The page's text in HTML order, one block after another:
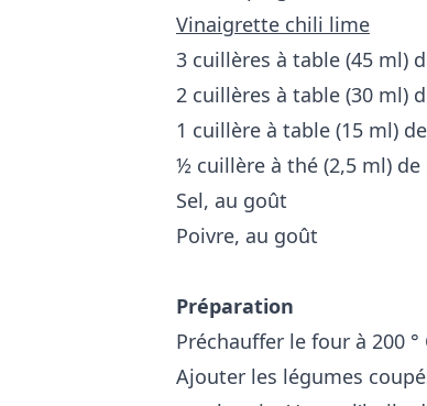
Vinaigrette chili lime
3 cuillères à table (45 ml)
2 cuillères à table (30 ml)
1 cuillère à table (15 ml)
½ cuillère à thé (2,5 ml)
Sel, au goût
Poivre, au goût
Préparation
Préchauffer le four à 200 °
Ajouter les légumes